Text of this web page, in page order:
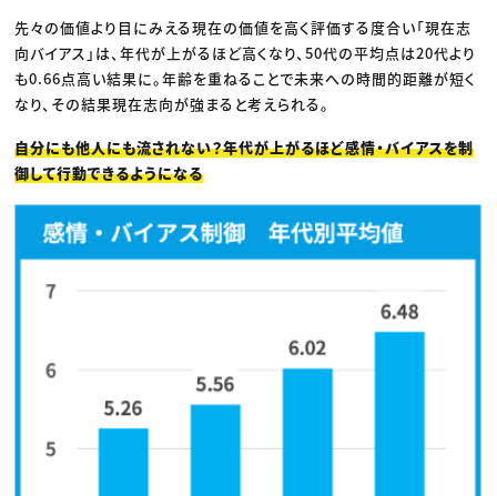
先々の価値より目にみえる現在の価値を高く評価する度合い「現在志
向バイアス」は、年代が上がるほど高くなり、50代の平均点は20代より
も0.66点高い結果に。年齢を重ねることで未来への時間的距離が短く
なり、その結果現在志向が強まると考えられる。
自分にも他人にも流されない？年代が上がるほど感情・バイアスを制
御して行動できるようになる